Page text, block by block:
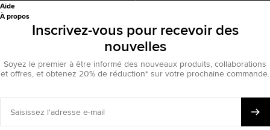
Aide
À propos
Inscrivez-vous pour recevoir des
nouvelles
Soyez le premier à être informé des nouveaux produits, collaborations
et offres, et obtenez 20% de réduction* sur votre prochaine commande.
Saisissez
l'adresse